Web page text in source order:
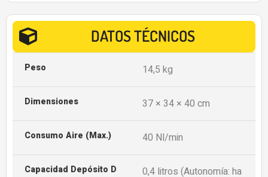
DATOS TÉCNICOS
Peso 14,5 kg
Dimensiones 37 × 34 × 40 cm
Consumo Aire (Max.) 40 Nl/min
Capacidad Depósito D
0,4 litros (Autonomía: ha